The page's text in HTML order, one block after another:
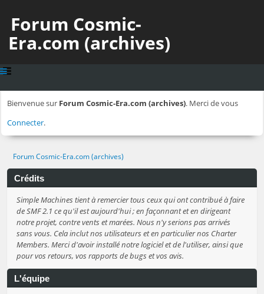
Forum Cosmic-
Era.com (archives)
Bienvenue sur Forum Cosmic-Era.com (archives). Merci de vous
Connecter.
Forum Cosmic-Era.com (archives)
Crédits
Simple Machines tient à remercier tous ceux qui ont contribué à faire
de SMF 2.1 ce qu'il est aujourd'hui ; en façonnant et en dirigeant
notre projet, contre vents et marées. Nous n'y serions pas arrivés
sans vous. Cela inclut nos utilisateurs et en particulier nos Charter
Members. Merci d'avoir installé notre logiciel et de l'utiliser, ainsi que
pour vos retours, vos rapports de bugs et vos avis.
L'équipe